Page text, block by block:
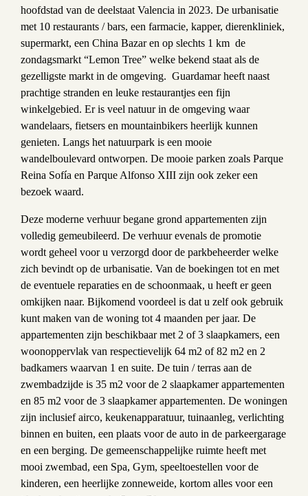
hoofdstad van de deelstaat Valencia in 2023. De urbanisatie
met 10 restaurants / bars, een farmacie, kapper, dierenkliniek,
supermarkt, een China Bazar en op slechts 1 km de
zondagsmarkt “Lemon Tree” welke bekend staat als de
gezelligste markt in de omgeving. Guardamar heeft naast
prachtige stranden en leuke restaurantjes een fijn
winkelgebied. Er is veel natuur in de omgeving waar
wandelaars, fietsers en mountainbikers heerlijk kunnen
genieten. Langs het natuurpark is een mooie
wandelboulevard ontworpen. De mooie parken zoals Parque
Reina Sofía en Parque Alfonso XIII zijn ook zeker een
bezoek waard.
Deze moderne verhuur begane grond appartementen zijn
volledig gemeubileerd. De verhuur evenals de promotie
wordt geheel voor u verzorgd door de parkbeheerder welke
zich bevindt op de urbanisatie. Van de boekingen tot en met
de eventuele reparaties en de schoonmaak, u heeft er geen
omkijken naar. Bijkomend voordeel is dat u zelf ook gebruik
kunt maken van de woning tot 4 maanden per jaar. De
appartementen zijn beschikbaar met 2 of 3 slaapkamers, een
woonoppervlak van respectievelijk 64 m2 of 82 m2 en 2
badkamers waarvan 1 en suite. De tuin / terras aan de
zwembadzijde is 35 m2 voor de 2 slaapkamer appartementen
en 85 m2 voor de 3 slaapkamer appartementen. De woningen
zijn inclusief airco, keukenapparatuur, tuinaanleg, verlichting
binnen en buiten, een plaats voor de auto in de parkeergarage
en een berging. De gemeenschappelijke ruimte heeft met
mooi zwembad, een Spa, Gym, speeltoestellen voor de
kinderen, een heerlijke zonneweide, kortom alles voor een